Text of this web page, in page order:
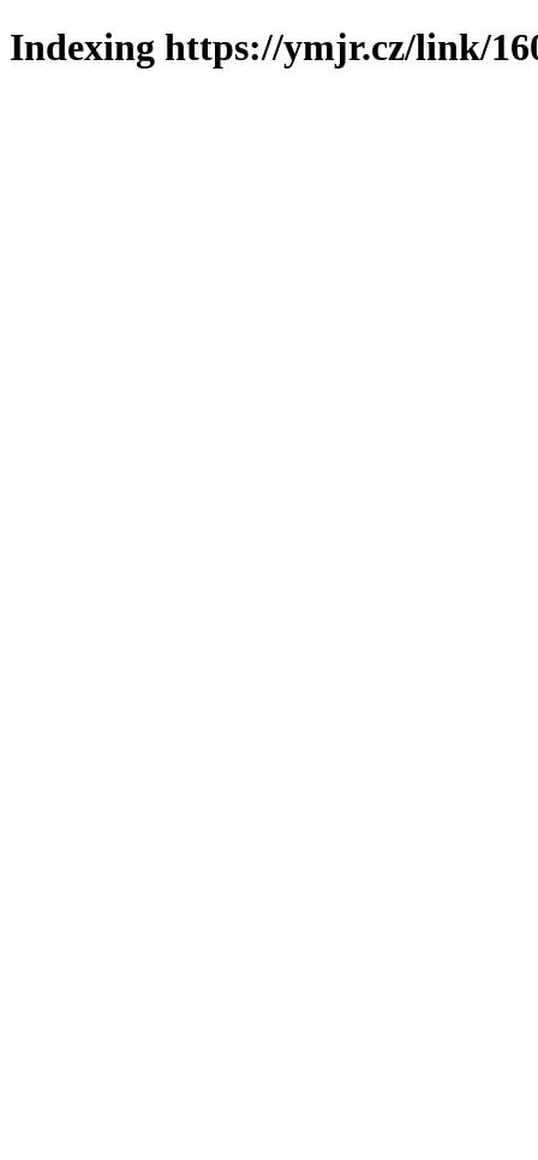
Indexing https://ymjr.cz/link/